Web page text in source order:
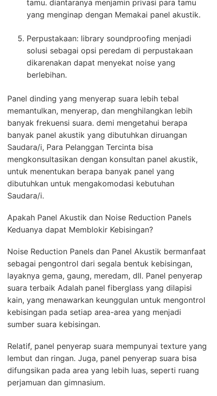
tamu. diantaranya menjamin privasi para tamu
yang menginap dengan Memakai panel akustik.
Perpustakaan: library soundproofing menjadi
solusi sebagai opsi peredam di perpustakaan
dikarenakan dapat menyekat noise yang
berlebihan.
Panel dinding yang menyerap suara lebih tebal
memantulkan, menyerap, dan menghilangkan lebih
banyak frekuensi suara. demi mengetahui berapa
banyak panel akustik yang dibutuhkan diruangan
Saudara/i, Para Pelanggan Tercinta bisa
mengkonsultasikan dengan konsultan panel akustik,
untuk menentukan berapa banyak panel yang
dibutuhkan untuk mengakomodasi kebutuhan
Saudara/i.
Apakah Panel Akustik dan Noise Reduction Panels
Keduanya dapat Memblokir Kebisingan?
Noise Reduction Panels dan Panel Akustik bermanfaat
sebagai pengontrol dari segala bentuk kebisingan,
layaknya gema, gaung, meredam, dll. Panel penyerap
suara terbaik Adalah panel fiberglass yang dilapisi
kain, yang menawarkan keunggulan untuk mengontrol
kebisingan pada setiap area-area yang menjadi
sumber suara kebisingan.
Relatif, panel penyerap suara mempunyai texture yang
lembut dan ringan. Juga, panel penyerap suara bisa
difungsikan pada area yang lebih luas, seperti ruang
perjamuan dan gimnasium.